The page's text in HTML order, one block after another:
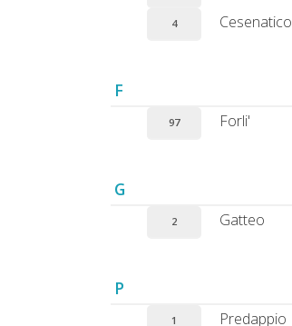
4 Cesenatico
F
97 Forli'
G
2 Gatteo
P
1 Predappio